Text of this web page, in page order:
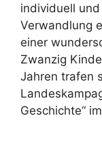
individuell
Verwandlung
einer
Zwanzig
Jahren trafen
Geschichte“